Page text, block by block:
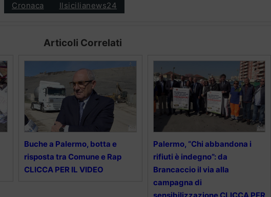
Cronaca Ilsicilianews24
Articoli Correlati
Buche a Palermo, botta e
risposta tra Comune e Rap
CLICCA PER IL VIDEO
Palermo, “Chi abbandona i
rifiuti è indegno”: da
Brancaccio il via alla
campagna di
sensibilizzazione CLICCA PER